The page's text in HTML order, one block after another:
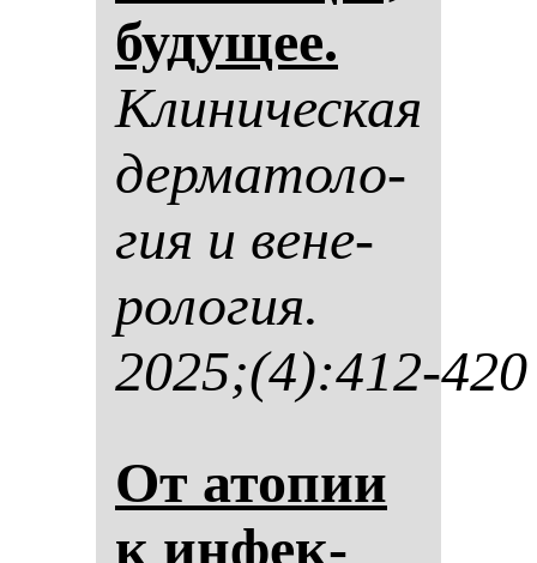
бу­ду­щее.
Кли­ни­чес­кая
дер­ма­то­ло­
гия и ве­не­
ро­ло­гия.
2025;(4):412-420
От ато­пии
к ин­фек­